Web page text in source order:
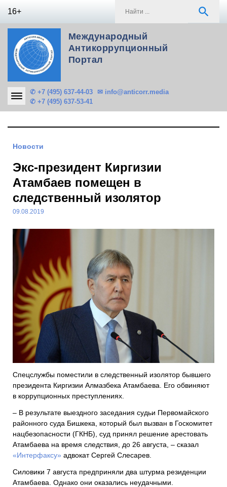
16+ search
Международный
Антикоррупционный
Портал
✆ +7 (495) 637-44-03
✆ +7 (495) 637-53-41
✉ info@anticorr.media
Новости
Экс-президент Киргизии
Атамбаев помещен в
следственный изолятор
09.08.2019
Спецслужбы поместили в следственный изолятор бывшего
президента Киргизии Алмазбека Атамбаева. Его обвиняют
в коррупционных преступлениях.
– В результате выездного заседания судьи Первомайского
районного суда Бишкека, который был вызван в Госкомитет
нацбезопасности (ГКНБ), суд принял решение арестовать
Атамбаева на время следствия, до 26 августа, – сказал
«Интерфаксу» адвокат Сергей Слесарев.
Силовики 7 августа предприняли два штурма резиденции
Атамбаева. Однако они оказались неудачными.